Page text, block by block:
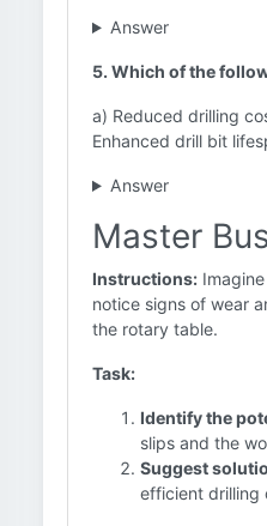
Answer
5. Which of the
a) Reduced drilling
Enhanced drill bit
Answer
Master
Instructions:
notice signs of wear
the rotary table.
Task:
Identify the
slips and the
Suggest
efficient drilling